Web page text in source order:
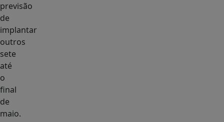
previsão
de
implantar
outros
sete
até
o
final
de
maio.